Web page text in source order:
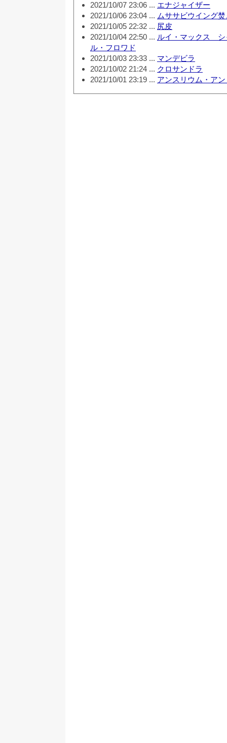
2021/10/07 23:06 ... エナジャイザー
2021/10/06 23:04 ... ムササビウイング
2021/10/05 22:32 ... 尻皮
2021/10/04 22:50 ... ルイ・マックス
ル・フロワド
2021/10/03 23:33 ... マンデビラ
2021/10/02 21:24 ... クロサンドラ
2021/10/01 23:19 ... アンスリウム・ア